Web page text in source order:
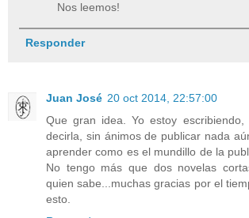
Nos leemos!
Responder
Juan José 20 oct 2014, 22:57:00
Que gran idea. Yo estoy
decirla, sin ánimos de publicar nada
aprender como es el mundillo de la
No tengo más que dos novelas
quien sabe...muchas gracias por el
esto.